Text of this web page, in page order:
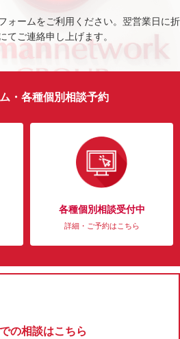
ォームをご利用ください。翌営業日に折
てご連絡申し上げます。
・各種個別相談予約
各種個別相談受付中
詳細・ご予約はこちら
の相談はこちら